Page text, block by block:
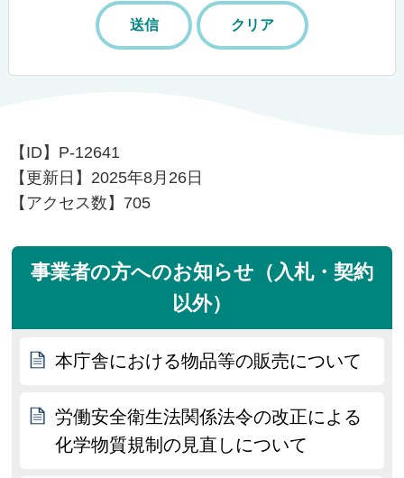
【ID】 P-12641
【更新日】 2025年8月26日
【アクセス数】 705
事業者の方へのお知らせ（入札・契約
以外）
本庁舎における物品等の販売について
労働安全衛生法関係法令の改正による
化学物質規制の見直しについて